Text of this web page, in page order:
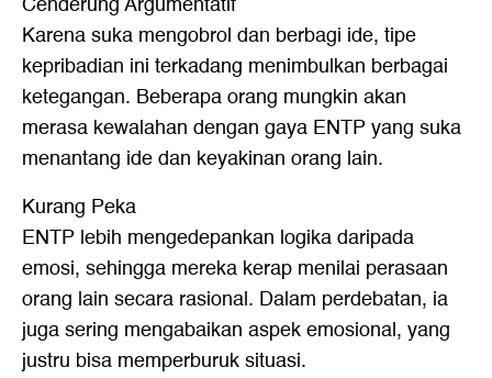
Karena suka mengobrol dan berbagi ide, tipe
kepribadian ini terkadang menimbulkan berbagai
ketegangan. Beberapa orang mungkin akan
merasa kewalahan dengan gaya ENTP yang suka
menantang ide dan keyakinan orang lain.
Kurang Peka
ENTP lebih mengedepankan logika daripada
emosi, sehingga mereka kerap menilai perasaan
orang lain secara rasional. Dalam perdebatan, ia
juga sering mengabaikan aspek emosional, yang
justru bisa memperburuk situasi.